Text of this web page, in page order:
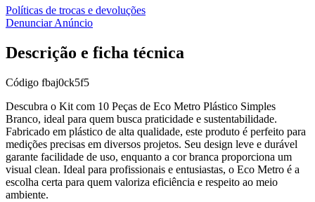
Políticas de trocas e devoluções
Denunciar Anúncio
Descrição e ficha técnica
Código fbaj0ck5f5
Descubra o Kit com 10 Peças de Eco Metro Plástico Simples
Branco, ideal para quem busca praticidade e sustentabilidade.
Fabricado em plástico de alta qualidade, este produto é perfeito para
medições precisas em diversos projetos. Seu design leve e durável
garante facilidade de uso, enquanto a cor branca proporciona um
visual clean. Ideal para profissionais e entusiastas, o Eco Metro é a
escolha certa para quem valoriza eficiência e respeito ao meio
ambiente.